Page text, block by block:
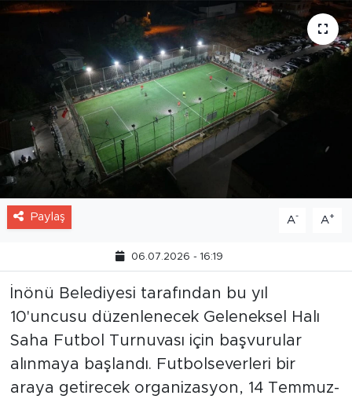
Paylaş A- A+
06.07.2026 - 16:19
İnönü Belediyesi tarafından bu yıl
10'uncusu düzenlenecek Geleneksel Halı
Saha Futbol Turnuvası için başvurular
alınmaya başlandı. Futbolseverleri bir
araya getirecek organizasyon, 14 Temmuz-